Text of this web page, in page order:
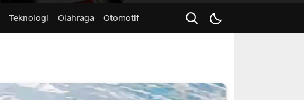
Teknologi Olahraga Otomotif